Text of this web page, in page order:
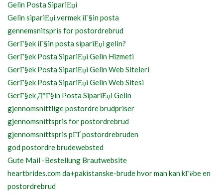
Gelin Posta SipariЕџi
Gelin sipariЕџi vermek iГ§in posta
gennemsnitspris for postordrebrud
GerГ§ek iГ§in posta sipariЕџi gelin?
GerГ§ek Posta SipariЕџi Gelin Hizmeti
GerГ§ek Posta SipariЕџi Gelin Web Siteleri
GerГ§ek Posta SipariЕџi Gelin Web Sitesi
GerГ§ek Д°Г§in Posta SipariЕџi Gelin
gjennomsnittlige postordre brudpriser
gjennomsnittspris for postordrebrud
gjennomsnittspris pГҐ postordrebruden
god postordre brudewebsted
Gute Mail -Bestellung Brautwebsite
heartbrides.com da+pakistanske-brude hvor man kan kГёbe en
postordrebrud